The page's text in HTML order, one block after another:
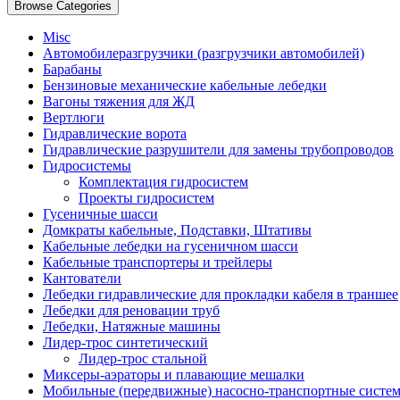
Browse Categories
Misc
Автомобилеразгрузчики (разгрузчики автомобилей)
Барабаны
Бензиновые механические кабельные лебедки
Вагоны тяжения для ЖД
Вертлюги
Гидравлические ворота
Гидравлические разрушители для замены трубопроводов
Гидросистемы
Комплектация гидросистем
Проекты гидросистем
Гусеничные шасси
Домкраты кабельные, Подставки, Штативы
Кабельные лебедки на гусеничном шасси
Кабельные транспортеры и трейлеры
Кантователи
Лебедки гидравлические для прокладки кабеля в траншее
Лебедки для реновации труб
Лебедки, Натяжные машины
Лидер-трос синтетический
Лидер-трос стальной
Миксеры-аэраторы и плавающие мешалки
Мобильные (передвижные) насосно-транспортные